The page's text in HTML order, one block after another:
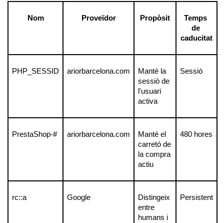
Nom Proveïdor Propòsit
Temps
de
caducitat
PHP_SESSID ariorbarcelona.com
Manté la
sessió de
l'usuari
activa
Sessió
PrestaShop-# ariorbarcelona.com
Manté el
carretó de
la compra
actiu
480 hores
rc::a Google
Distingeix
entre
humans i
Persistent